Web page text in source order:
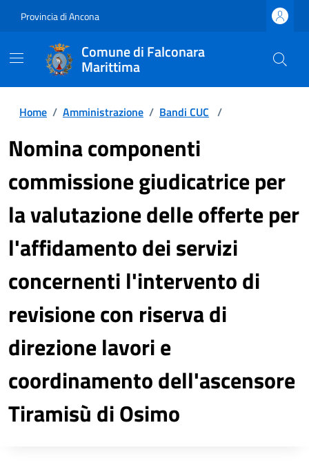
Provincia di Ancona
Comune di Falconara
Marittima
Home / Amministrazione / Bandi CUC /
Nomina componenti
commissione giudicatrice per
la valutazione delle offerte per
l'affidamento dei servizi
concernenti l'intervento di
revisione con riserva di
direzione lavori e
coordinamento dell'ascensore
Tiramisù di Osimo